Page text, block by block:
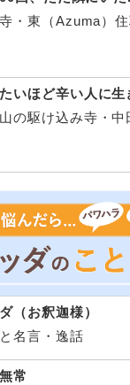
・東（Azuma）
いほど辛い人に生
の駆け込み寺・中
（お釈迦様）
名言・逸話
常